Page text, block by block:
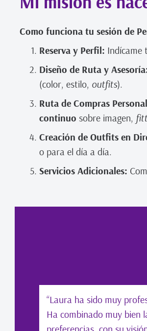
Como funciona tu sesión de
Reserva y Perfil: Indícame
Diseño de Ruta y
(color, estilo, outfits).
Ruta de Compras
continuo sobre imagen,
Creación de Outfits en
o para el día a día.
Servicios Adicionales:
“Laura ha sido muy
Ha combinado muy bien